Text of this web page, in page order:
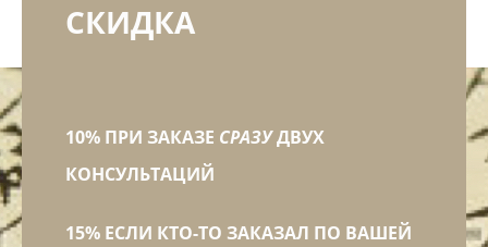
СКИДКА
10% ПРИ ЗАКАЗЕ СРАЗУДВУХ
КОНСУЛЬТАЦИЙ
15% ЕСЛИ КТО-ТО ЗАКАЗАЛ ПО ВАШЕЙ